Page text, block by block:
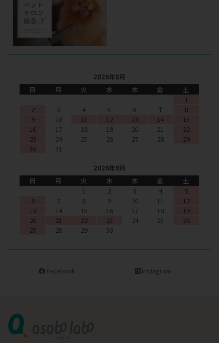
2026年8月
日
月 火 水 木 金
土
1
2
3 4 5 6 7
8
9
10 11 12 13 14
15
16
17 18 19 20 21
22
23
24 25 26 27 28
29
30
31
2026年9月
日
月 火 水 木 金
土
1
2 3 4
5
6
7 8 9 10 11
12
13
14 15 16 17 18
19
20
21 22 23 24 25
26
27
28 29 30
Facebook instagram